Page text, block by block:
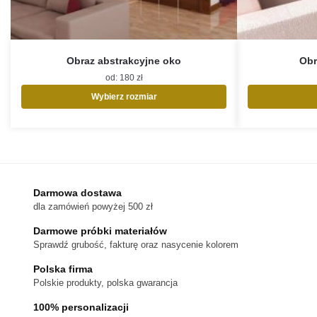
Obraz abstrakcyjne oko
od: 180 zł
Wybierz rozmiar
wybrać
stronie
produktu
Darmowa dostawa
dla zamówień powyżej 500 zł
Darmowe próbki materiałów
Sprawdź grubość, fakturę oraz nasycenie kolorem
Polska firma
Polskie produkty, polska gwarancja
100% personalizacji